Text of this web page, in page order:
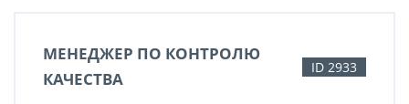
МЕНЕДЖЕР ПО КОНТРОЛЮ
КАЧЕСТВА
ID 2933